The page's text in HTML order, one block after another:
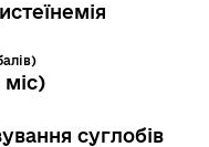
міс)
суглобів